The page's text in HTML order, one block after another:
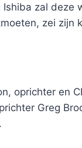
zal deze
zei zijn
oprichter en
Greg